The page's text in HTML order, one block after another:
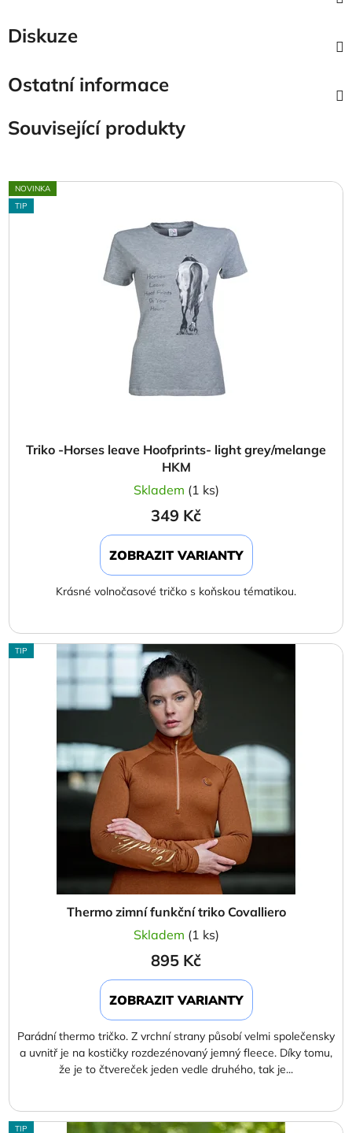
Diskuze
Ostatní informace
Související produkty
NOVINKA
TIP
Triko -Horses leave Hoofprints- light grey/melange
HKM
Skladem (1 ks)
349 Kč
ZOBRAZIT VARIANTY
Krásné volnočasové tričko s koňskou tématikou.
TIP
Thermo zimní funkční triko Covalliero
Skladem (1 ks)
895 Kč
ZOBRAZIT VARIANTY
Parádní thermo tričko. Z vrchní strany působí velmi společensky
a uvnitř je na kostičky rozdezénovaný jemný fleece. Díky tomu,
že je to čtvereček jeden vedle druhého, tak je...
TIP